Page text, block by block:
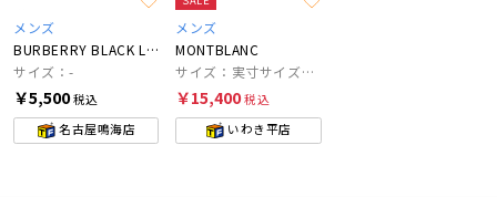
メンズ
BURBERRY BLACK LABEL
サイズ：-
￥5,500税込
名古屋鳴海店
メンズ
MONTBLANC
サイズ：実寸サイズをご確認ください。
￥15,400税込
いわき平店